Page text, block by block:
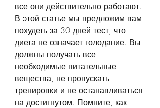
все они действительно работают.
В этой статье мы предложим вам
похудеть за 30 дней тест, что
диета не означает голодание. Вы
должны получать все
необходимые питательные
вещества, не пропускать
тренировки и не останавливаться
на достигнутом. Помните, как